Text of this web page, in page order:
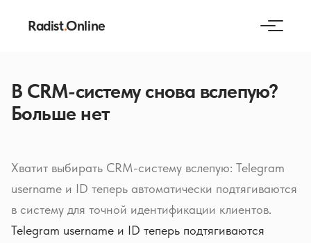
Radist.Online
В CRM-систему снова вслепую?
Больше нет
Хватит выбирать CRM-систему вслепую: Telegram
username и ID теперь автоматически подтягиваются
в систему для точной идентификации клиентов.
Telegram username и ID теперь подтягиваются